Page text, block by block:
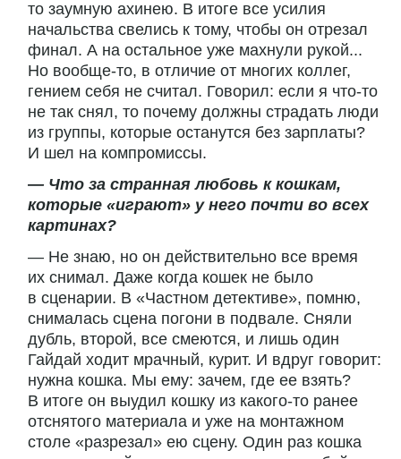
то заумную ахинею. В итоге все усилия
начальства свелись к тому, чтобы он отрезал
финал. А на остальное уже махнули рукой...
Но вообще-то, в отличие от многих коллег,
гением себя не считал. Говорил: если я что-то
не так снял, то почему должны страдать люди
из группы, которые останутся без зарплаты?
И шел на компромиссы.
— Что за странная любовь к кошкам,
которые «играют» у него почти во всех
картинах?
— Не знаю, но он действительно все время
их снимал. Даже когда кошек не было
в сценарии. В «Частном детективе», помню,
снималась сцена погони в подвале. Сняли
дубль, второй, все смеются, и лишь один
Гайдай ходит мрачный, курит. И вдруг говорит:
нужна кошка. Мы ему: зачем, где ее взять?
В итоге он выудил кошку из какого-то ранее
отснятого материала и уже на монтажном
столе «разрезал» ею сцену. Один раз кошка